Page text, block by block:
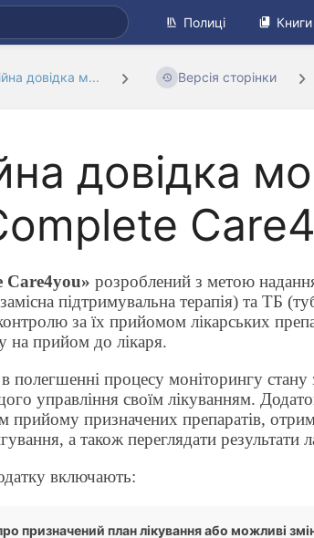
Полиці Книги
довідка м... Версія сторінки
довідка
Care4you» розроблений з метою
амісна підтримувальна терапія) та ТБ
за їх прийомом лікарських
на прийом до лікаря.
полегшенні процесу моніторингу стану
управління своїм лікуванням.
прийому призначених препаратів,
а також переглядати результати
включають:
призначений план лікування або можливі